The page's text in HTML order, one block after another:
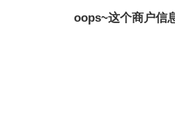
oops~这个商户信